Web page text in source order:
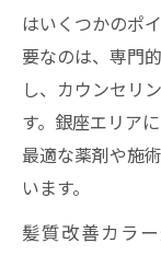
はいくつかのポ
要なのは、専門
し、カウンセリ
す。銀座エリア
最適な薬剤や施
います。
髪質改善カラ